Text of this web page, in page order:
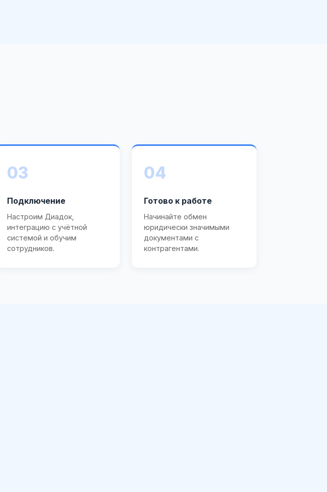
03
Подключение
Настроим Диадок,
интеграцию с учётной
системой и обучим
сотрудников.
04
Готово к работе
Начинайте обмен
юридически значимыми
документами с
контрагентами.